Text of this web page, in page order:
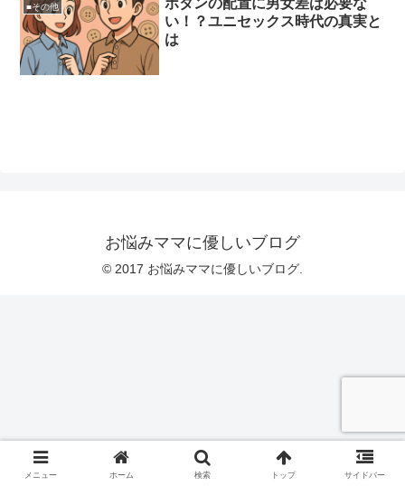
■その他
い！？ユニセックス時代の真実と
は
お悩みママに優しいブログ
© 2017 お悩みママに優しいブログ.
メニュー ホーム 検索 トップ サイドバー